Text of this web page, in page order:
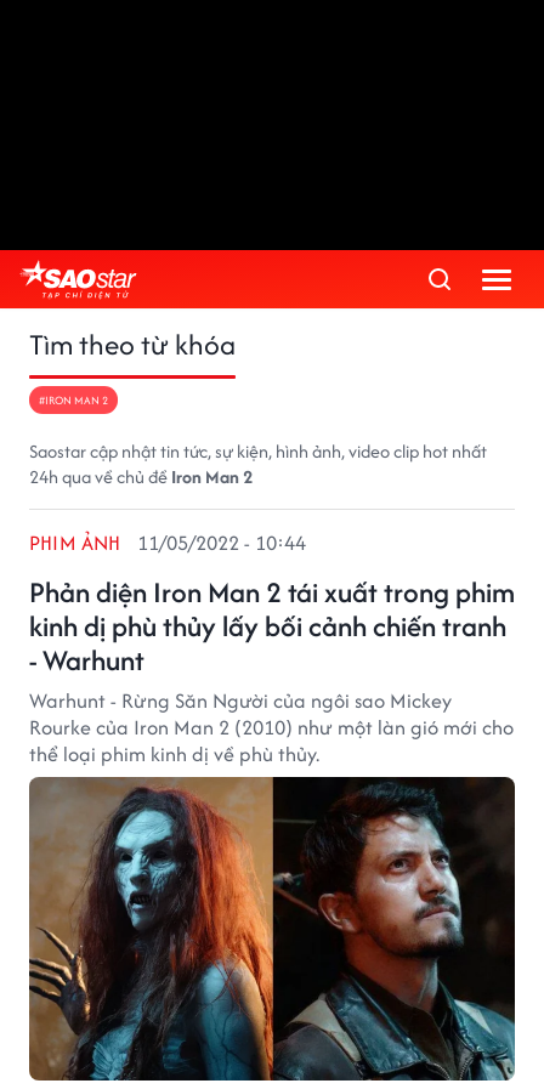
Tìm theo từ khóa
#IRON MAN 2
Saostar cập nhật tin tức, sự kiện, hình ảnh, video clip hot nhất
24h qua về chủ đềIron Man 2
Phản diện Iron Man 2 tái xuất trong phim
kinh dị phù thủy lấy bối cảnh chiến tranh
- Warhunt
PHIM ẢNH 11/05/2022 - 10:44
Warhunt - Rừng Săn Người của ngôi sao Mickey
Rourke của Iron Man 2 (2010) như một làn gió mới cho
thể loại phim kinh dị về phù thủy.